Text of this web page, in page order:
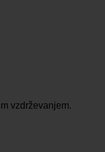
vzdrževanjem.